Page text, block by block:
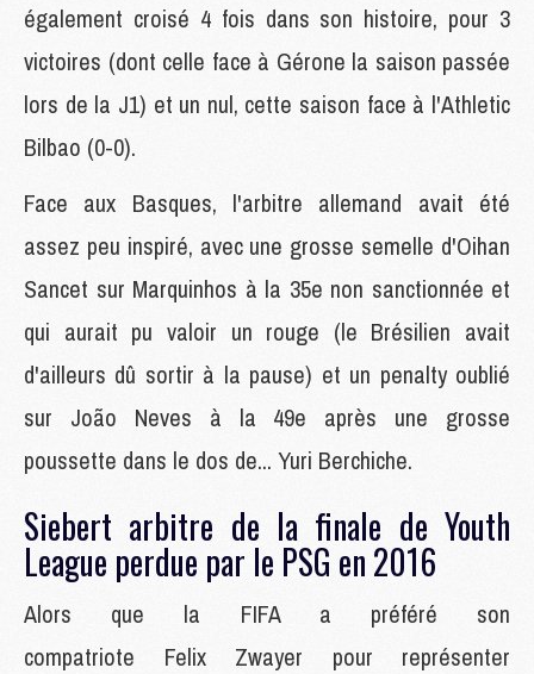
également croisé 4 fois dans son histoire, pour 3
victoires (dont celle face à Gérone la saison passée
lors de la J1) et un nul, cette saison face à l'Athletic
Bilbao (0-0).
Face aux Basques, l'arbitre allemand avait été
assez peu inspiré, avec une grosse semelle d'Oihan
Sancet sur Marquinhos à la 35e non sanctionnée et
qui aurait pu valoir un rouge (le Brésilien avait
d'ailleurs dû sortir à la pause) et un penalty oublié
sur João Neves à la 49e après une grosse
poussette dans le dos de... Yuri Berchiche.
Siebert arbitre de la finale de Youth
League perdue par le PSG en 2016
Alors que la FIFA a préféré son
compatriote Felix Zwayer pour représenter